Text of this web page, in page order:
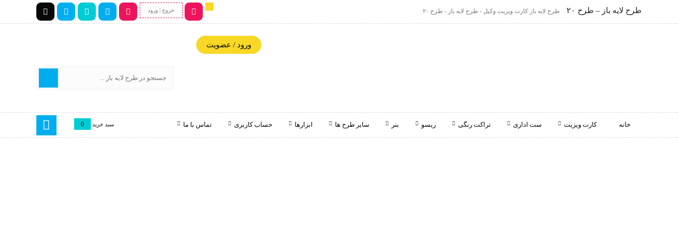
طرح لایه باز – طرح ۲۰ طرح لایه باز کارت ویزیت وکیل - طرح لایه باز - طرح ۲۰ خروج | ورود
ورود / عضویت
سبد خرید 0 خانه کارت ویزیت ست اداری تراکت رنگی ریسو بنر سایر طرح ها ابزارها حساب کاربری تماس با ما